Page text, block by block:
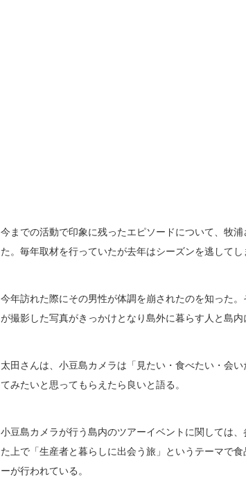
今までの活動で印象に残ったエピソードについて、牧
た。毎年取材を行っていたが去年はシーズンを逃してし
今年訪れた際にその男性が体調を崩されたのを知った
が撮影した写真がきっかけとなり島外に暮らす人と島
太田さんは、小豆島カメラは「見たい・食べたい・会
てみたいと思ってもらえたら良いと語る。
小豆島カメラが行う島内のツアーイベントに関しては
た上で「生産者と暮らしに出会う旅」というテーマで
ーが行われている。